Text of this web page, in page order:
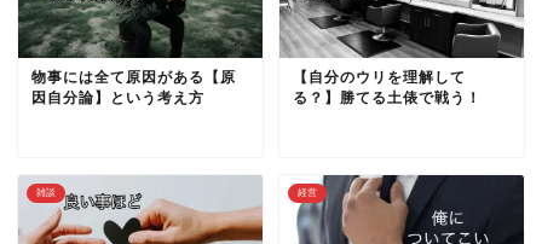
物事には全て原因がある【原
因自分論】という考え方
【自分のウリを理解して
る？】勝てる土俵で戦う！
雑談 経営